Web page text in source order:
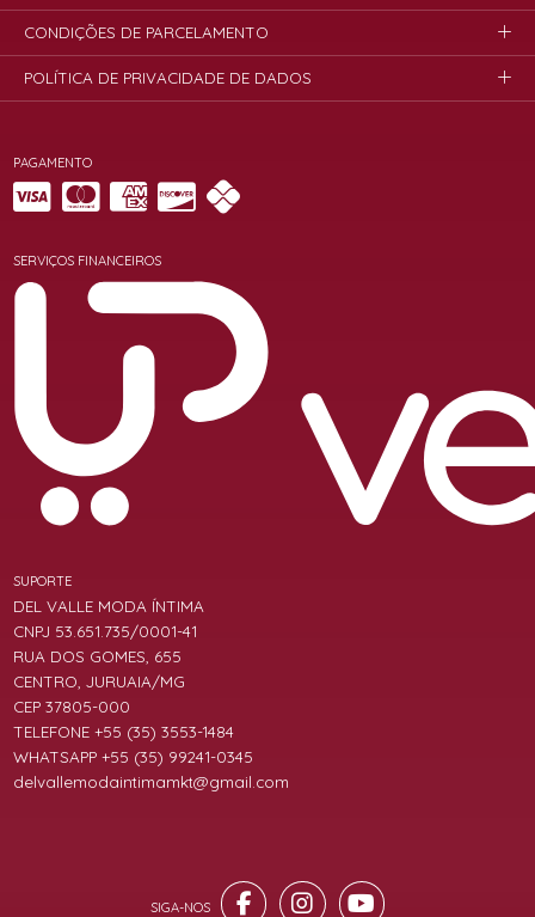
PAGAMENTO
SERVIÇOS FINANCEIROS
SUPORTE
DEL VALLE MODA ÍNTIMA
CNPJ 53.651.735/0001-41
RUA DOS GOMES, 655
CENTRO, JURUAIA/MG
CEP 37805-000
TELEFONE +55 (35) 3553-1484
WHATSAPP +55 (35) 99241-0345
delvallemodaintimamkt@gmail.com
CONDIÇÕES DE PARCELAMENTO
POLÍTICA DE PRIVACIDADE DE DADOS